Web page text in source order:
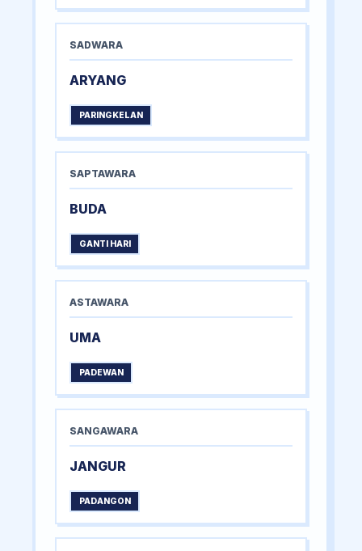
SADWARA
ARYANG
PARINGKELAN
SAPTAWARA
BUDA
GANTI HARI
ASTAWARA
UMA
PADEWAN
SANGAWARA
JANGUR
PADANGON